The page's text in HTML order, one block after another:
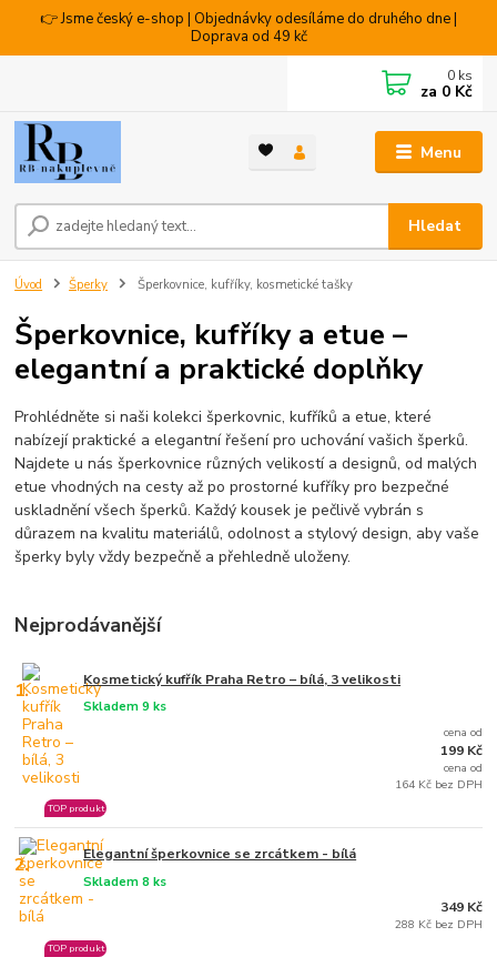
👉 Jsme český e-shop | Objednávky odesíláme do druhého dne |
Doprava od 49 kč
Menu
Hledat
0 ks
za 0 Kč
Úvod Šperky Šperkovnice, kufříky, kosmetické tašky
Šperkovnice, kufříky a etue –
elegantní a praktické doplňky
Prohlédněte si naši kolekci šperkovnic, kufříků a etue, které
nabízejí praktické a elegantní řešení pro uchování vašich šperků.
Najdete u nás šperkovnice různých velikostí a designů, od malých
etue vhodných na cesty až po prostorné kufříky pro bezpečné
uskladnění všech šperků. Každý kousek je pečlivě vybrán s
důrazem na kvalitu materiálů, odolnost a stylový design, aby vaše
šperky byly vždy bezpečně a přehledně uloženy.
Nejprodávanější
1. Kosmetický kufřík Praha Retro – bílá, 3 velikosti
Skladem 9 ks
TOP produkt
cena od
199 Kč
cena od
164 Kč bez DPH
2. Elegantní šperkovnice se zrcátkem - bílá
Skladem 8 ks
TOP produkt
349 Kč
288 Kč bez DPH